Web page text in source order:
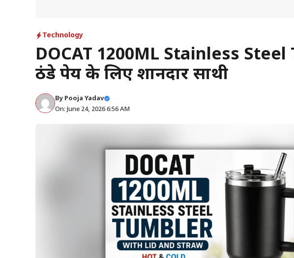
Technology
DOCAT 1200ML Stainless
ठंडे पेय के लिए शानदार साथी
By Pooja Yadav
On: June 24, 2026 6:56 AM